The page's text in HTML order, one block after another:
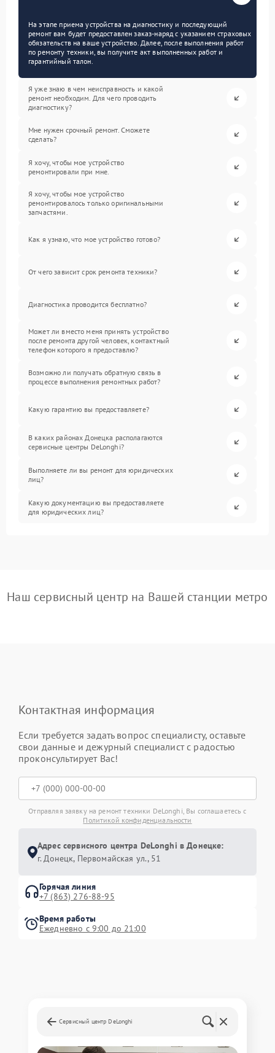
На этапе приема устройства на диагностику и последующий
ремонт вам будет предоставлен заказ-наряд с указанием страховых
обязательств на ваше устройство. Далее, после выполнения работ
по ремонту техники, вы получите акт выполненных работ и
гарантийный талон.
Я уже знаю в чем неисправность и какой
ремонт необходим. Для чего проводить
диагностику?
Мне нужен срочный ремонт. Сможете
сделать?
Я хочу, чтобы мое устройство
ремонтировали при мне.
Я хочу, чтобы мое устройство
ремонтировалось только оригинальными
запчастями.
Как я узнаю, что мое устройство готово?
От чего зависит срок ремонта техники?
Диагностика проводится бесплатно?
Может ли вместо меня принять устройство
после ремонта другой человек, контактный
телефон которого я предоставлю?
Возможно ли получать обратную связь в
процессе выполнения ремонтных работ?
Какую гарантию вы предоставляете?
В каких районах Донецка располагаются
сервисные центры DeLonghi?
Выполняете ли вы ремонт для юридических
лиц?
Какую документацию вы предоставляете
для юридических лиц?
Наш сервисный центр на Вашей станции метро
Контактная информация
Если требуется задать вопрос специалисту, оставьте
свои данные и дежурный специалист с радостью
проконсультирует Вас!
Отправляя заявку на ремонт техники DeLonghi, Вы соглашаетесь с
Политикой конфиденциальности
Адрес сервисного центра DeLonghi в Донецке:
г. Донецк, Первомайская ул., 51
Горячая линия
+7 (863) 276-88-95
Время работы
Ежедневно с 9:00 до 21:00
Сервисный центр DeLonghi